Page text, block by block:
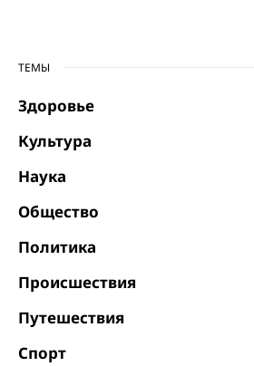
ТЕМЫ
Здоровье
Культура
Наука
Общество
Политика
Происшествия
Путешествия
Спорт